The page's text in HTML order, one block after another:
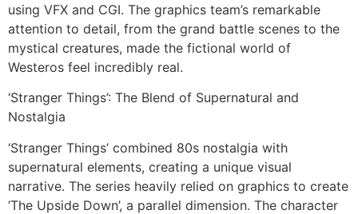
using VFX and CGI. The graphics team’s remarkable
attention to detail, from the grand battle scenes to the
mystical creatures, made the fictional world of
Westeros feel incredibly real.
‘Stranger Things’: The Blend of Supernatural and
Nostalgia
‘Stranger Things’ combined 80s nostalgia with
supernatural elements, creating a unique visual
narrative. The series heavily relied on graphics to create
‘The Upside Down’, a parallel dimension. The character